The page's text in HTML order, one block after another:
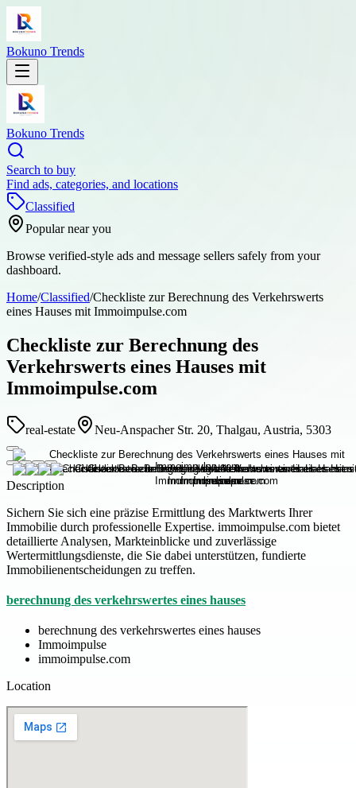
Bokuno Trends
Bokuno Trends
Search to buy
Find ads, categories, and locations
Classified
Popular near you
Browse verified-style ads and message sellers safely from your
dashboard.
Home/Classified/Checkliste zur Berechnung des Verkehrswerts
eines Hauses mit Immoimpulse.com
Checkliste zur Berechnung des
Verkehrswerts eines Hauses mit
Immoimpulse.com
real-estate Neu-Anspacher Str. 20, Thalgau, Austria, 5303
Description
Sichern Sie sich eine präzise Ermittlung des Marktwerts Ihrer
Immobilie durch professionelle Expertise. immoimpulse.com bietet
detaillierte Analysen, Markteinblicke und zuverlässige
Wertermittlungsdienste, die Sie dabei unterstützen, fundierte
Immobilienentscheidungen zu treffen.
berechnung des verkehrswertes eines hauses
berechnung des verkehrswertes eines hauses
Immoimpulse
immoimpulse.com
Location